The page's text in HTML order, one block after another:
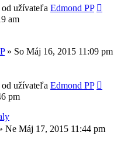
od užívateľa Edmond PP
am
» So Máj 16, 2015 11:09 pm
od užívateľa Edmond PP
pm
Ne Máj 17, 2015 11:44 pm